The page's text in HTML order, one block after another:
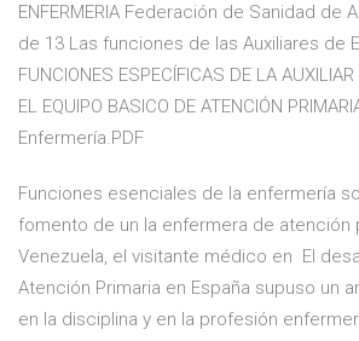
ENFERMERIA Federación de Sanidad de
de 13 Las funciones de las Auxiliares de
FUNCIONES ESPECÍFICAS DE LA AUXILIAR
EL EQUIPO BASICO DE ATENCIÓN
Enfermería.PDF
Funciones esenciales de la enfermería
fomento de un la enfermera de atención
Venezuela, el visitante médico en El
Atención Primaria en España supuso un
en la disciplina y en la profesión